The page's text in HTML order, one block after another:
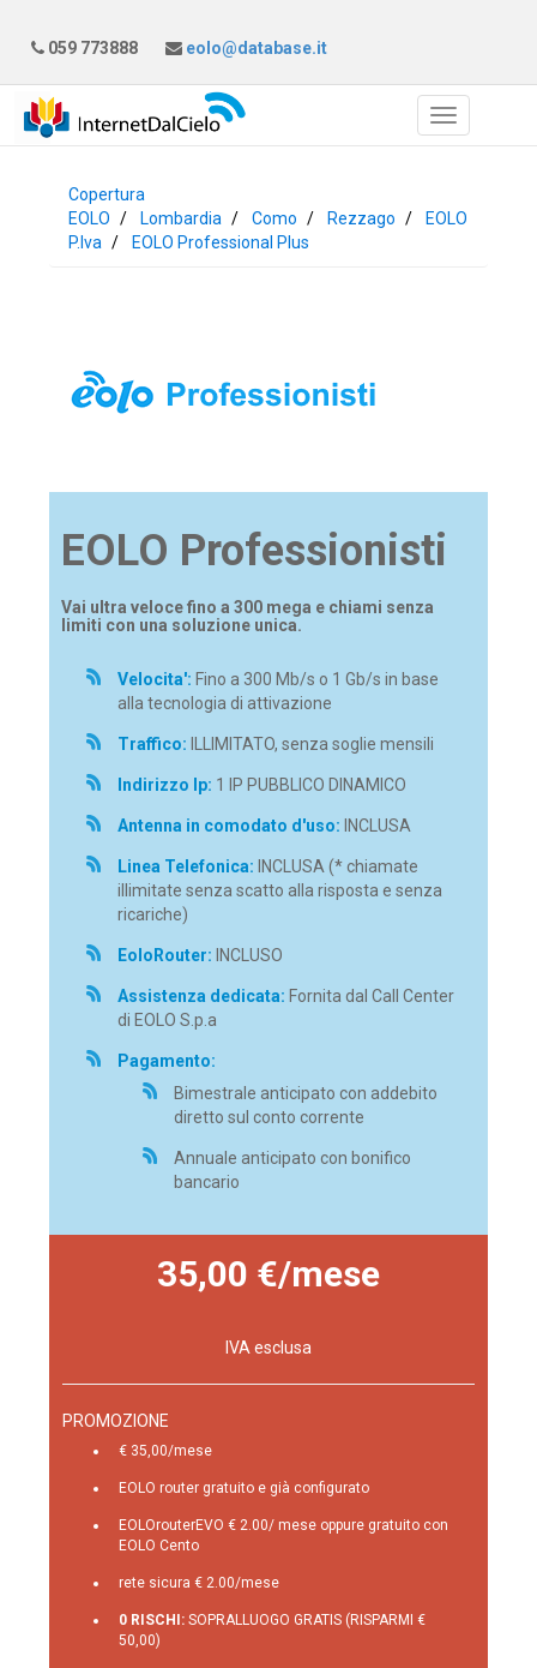
059 773888 eolo@database.it
Copertura
EOLO
Lombardia Como Rezzago
EOLO
P.Iva
EOLO Professional Plus
EOLO Professionisti
Vai ultra veloce fino a 300 mega e chiami senza
limiti con una soluzione unica.
Velocita': Fino a 300 Mb/s o 1 Gb/s in base
alla tecnologia di attivazione
Traffico: ILLIMITATO, senza soglie mensili
Indirizzo Ip: 1 IP PUBBLICO DINAMICO
Antenna in comodato d'uso: INCLUSA
Linea Telefonica: INCLUSA (* chiamate
illimitate senza scatto alla risposta e senza
ricariche)
EoloRouter: INCLUSO
Assistenza dedicata: Fornita dal Call Center
di EOLO S.p.a
Pagamento:
Bimestrale anticipato con addebito
diretto sul conto corrente
Annuale anticipato con bonifico
bancario
35,00 €/mese
IVA esclusa
PROMOZIONE
€ 35,00/mese
EOLO router gratuito e già configurato
EOLOrouterEVO € 2.00/ mese oppure gratuito con
EOLO Cento
rete sicura € 2.00/mese
0 RISCHI: SOPRALLUOGO GRATIS (RISPARMI €
50,00)